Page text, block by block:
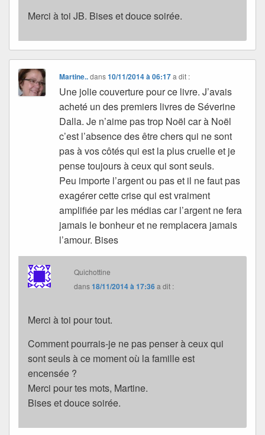
Merci à toi JB. Bises et douce soirée.
Martine..dans10/11/2014 à 06:17 a dit :
Une jolie couverture pour ce livre. J’avais
acheté un des premiers livres de Séverine
Dalla. Je n’aime pas trop Noël car à Noël
c’est l’absence des être chers qui ne sont
pas à vos côtés qui est la plus cruelle et je
pense toujours à ceux qui sont seuls.
Peu importe l’argent ou pas et il ne faut pas
exagérer cette crise qui est vraiment
amplifiée par les médias car l’argent ne fera
jamais le bonheur et ne remplacera jamais
l’amour. Bises
Quichottine
dans18/11/2014 à 17:36a dit :
Merci à toi pour tout.
Comment pourrais-je ne pas penser à ceux qui
sont seuls à ce moment où la famille est
encensée ?
Merci pour tes mots, Martine.
Bises et douce soirée.